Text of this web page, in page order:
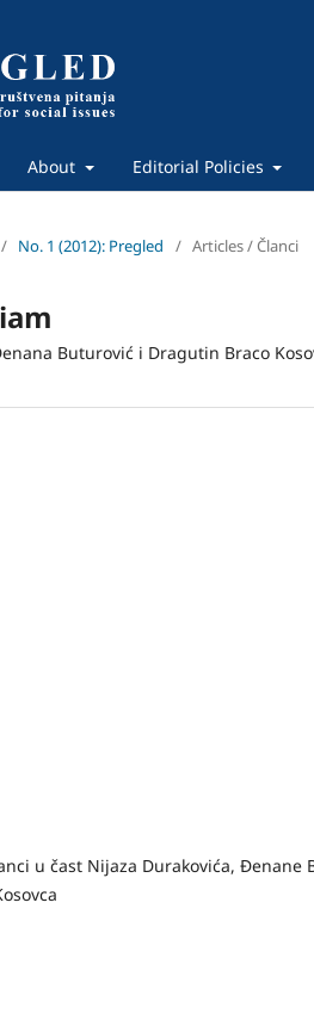
About Editorial Policies
/ No. 1 (2012): Pregled / Articles / Članci
Buturović i Dragutin Braco
u čast Nijaza Durakovića, Đenane